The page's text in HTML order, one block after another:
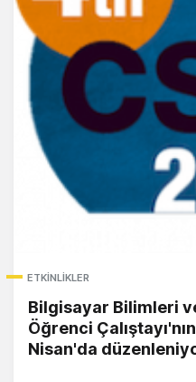
ETKINLIKLER
Bilgisayar Bilimleri
Öğrenci
Nisan'da